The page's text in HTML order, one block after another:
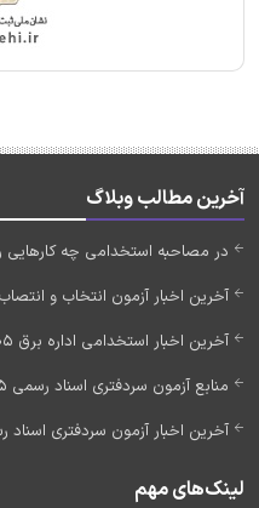
آخرین مطالب وبلاگ
در مصاحبه استخدامی چه کارهایی
آخرین اخبار آزمون انتخاب و انتصاب مدیران
آخرین اخبار استخدامی اداره برق 1405
منابع آزمون سردفتری اسناد رسمی 1405 (pdf رایگان)
آخرین اخبار آزمون سردفتری اسناد رسمی 1405
لینک‌های مهم